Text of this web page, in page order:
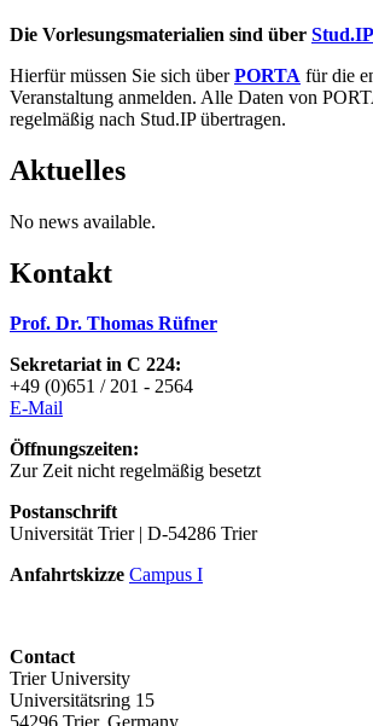
Die Vorlesungsmaterialien sind über Stud.IP
Hierfür müssen Sie sich über PORTA für die
Veranstaltung anmelden. Alle Daten von
regelmäßig nach Stud.IP übertragen.
Aktuelles
No news available.
Kontakt
Prof. Dr. Thomas Rüfner
Sekretariat in C 224:
+49 (0)651 / 201 - 2564
E-Mail
Öffnungszeiten:
Zur Zeit nicht regelmäßig besetzt
Postanschrift
Universität Trier | D-54286 Trier
Anfahrtskizze Campus I
Contact
Trier University
Universitätsring 15